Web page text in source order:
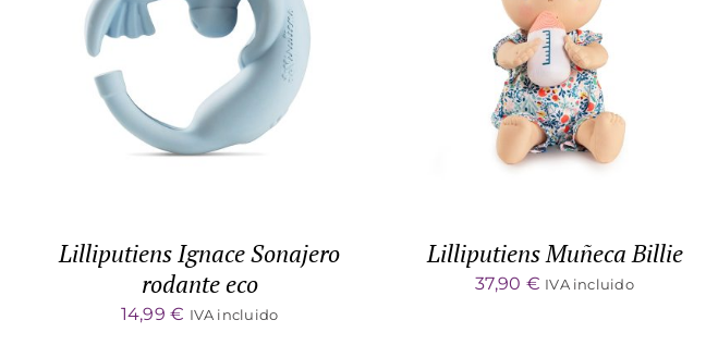
ADD TO CART / DETALLES
Lilliputiens Ignace Sonajero
rodante eco
14,99€ IVA incluido
ADD TO CART / DETALLES
Lilliputiens Muñeca Billie
37,90 € IVA incluido